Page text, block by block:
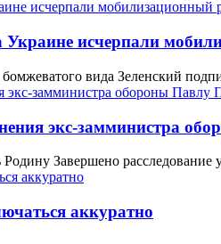
исчерпали
вида Зеленский
экс-замминистра
Завершено расследование
аккуратно